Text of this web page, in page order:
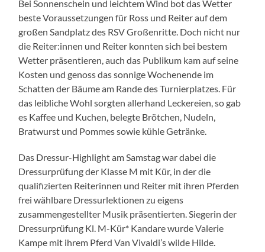
Bei Sonnenschein und leichtem Wind bot das Wetter
beste Voraussetzungen für Ross und Reiter auf dem
großen Sandplatz des RSV Großenritte. Doch nicht nur
die Reiter:innen und Reiter konnten sich bei bestem
Wetter präsentieren, auch das Publikum kam auf seine
Kosten und genoss das sonnige Wochenende im
Schatten der Bäume am Rande des Turnierplatzes. Für
das leibliche Wohl sorgten allerhand Leckereien, so gab
es Kaffee und Kuchen, belegte Brötchen, Nudeln,
Bratwurst und Pommes sowie kühle Getränke.
Das Dressur-Highlight am Samstag war dabei die
Dressurprüfung der Klasse M mit Kür, in der die
qualifizierten Reiterinnen und Reiter mit ihren Pferden
frei wählbare Dressurlektionen zu eigens
zusammengestellter Musik präsentierten. Siegerin der
Dressurprüfung Kl. M-Kür* Kandare wurde Valerie
Kampe mit ihrem Pferd Van Vivaldi’s wilde Hilde.